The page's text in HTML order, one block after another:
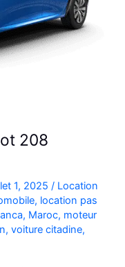
208
1, 2025 / Location
, location pas
, Maroc, moteur
, voiture citadine,